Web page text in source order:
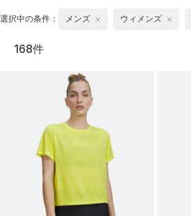
選択中の条件： メンズ ウィメンズ
168件